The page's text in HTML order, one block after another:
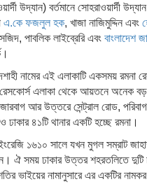
উদ্যান) বর্তমানে সোহরাওয়ার্দী
এ.কে ফজলুল হক, খাজা নাজিমুদ্দিন এবং
পাবলিক লাইব্রেরি এবং বাংলাদেশ
নামের এই এলাকাটি একসময় রমনা
এলাকা থেকে আয়তনে অনেক বড়
আর উত্তরে সেন্ট্রাল রোড,
ঢাকার ৪১টি থানার একটি হচ্ছে রমনা।
১৬১০ সালে যখন মুগল সম্রাট
ঐ সময় ঢাকার উত্তর শহরতলিতে
ভাইয়ের নামানুসারে এর একটির